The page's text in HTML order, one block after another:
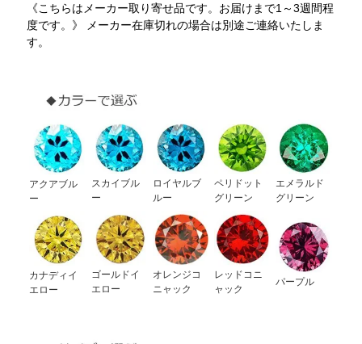
《こちらはメーカー取り寄せ品です。お届けまで1～3週間程
度です。》 メーカー在庫切れの場合は別途ご連絡いたしま
す。
アクアブル
ー
スカイブル
ー
ロイヤルブ
ルー
ペリドット
グリーン
エメラルド
グリーン
カナディイ
エロー
ゴールドイ
エロー
オレンジコ
ニャック
レッドコニ
ャック
パープル